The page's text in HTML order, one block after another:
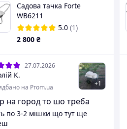
Садова тачка Forte
WB6211
5.0 (1)
2 800 ₴
27.07.2026
К.
на Prom.ua +1
на город то шо треба
по 3-2 мішки що тут ще